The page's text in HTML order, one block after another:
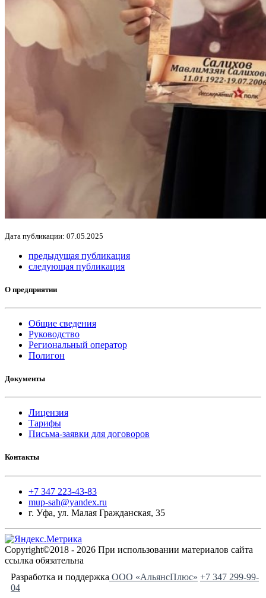
Дата публикации: 07.05.2025
предыдущая публикация
следующая публикация
О предприятии
Общие сведения
Руководство
Региональный оператор
Полигон
Документы
Лицензия
Тарифы
Письма-заявки для договоров
Контакты
+7 347 223-43-83
mup-sah@yandex.ru
г. Уфа, ул. Малая Гражданская, 35
Copyright©2018 - 2026 При использовании материалов сайта
ссылка обязательна
Разработка и поддержка ООО «АльянсПлюс» +7 347 299-99-
04